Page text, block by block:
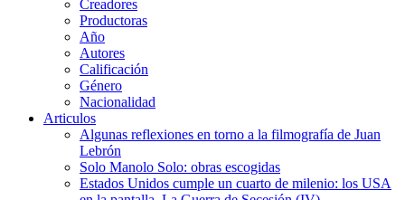
Creadores
Productoras
Año
Autores
Calificación
Género
Nacionalidad
Articulos
Algunas reflexiones en torno a la filmografía de Juan
Lebrón
Solo Manolo Solo: obras escogidas
Estados Unidos cumple un cuarto de milenio: los USA